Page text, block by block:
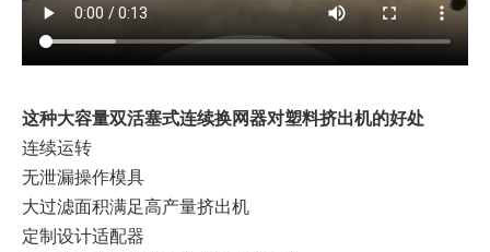
这种大容量双活塞式连续换网器对塑料挤出机的好处
连续运转
无泄漏操作模具
大过滤面积满足高产量挤出机
定制设计适配器